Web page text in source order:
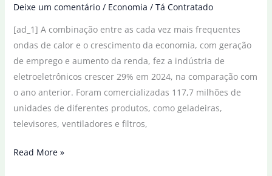
faminta
do
mundo”
Deixe um comentário / Economia / Tá Contratado
[ad_1] A combinação entre as cada vez mais frequentes
ondas de calor e o crescimento da economia, com geração
de emprego e aumento da renda, fez a indústria de
eletroeletrônicos crescer 29% em 2024, na comparação com
o ano anterior. Foram comercializadas 117,7 milhões de
unidades de diferentes produtos, como geladeiras,
televisores, ventiladores e filtros,
Brasil
Read More »